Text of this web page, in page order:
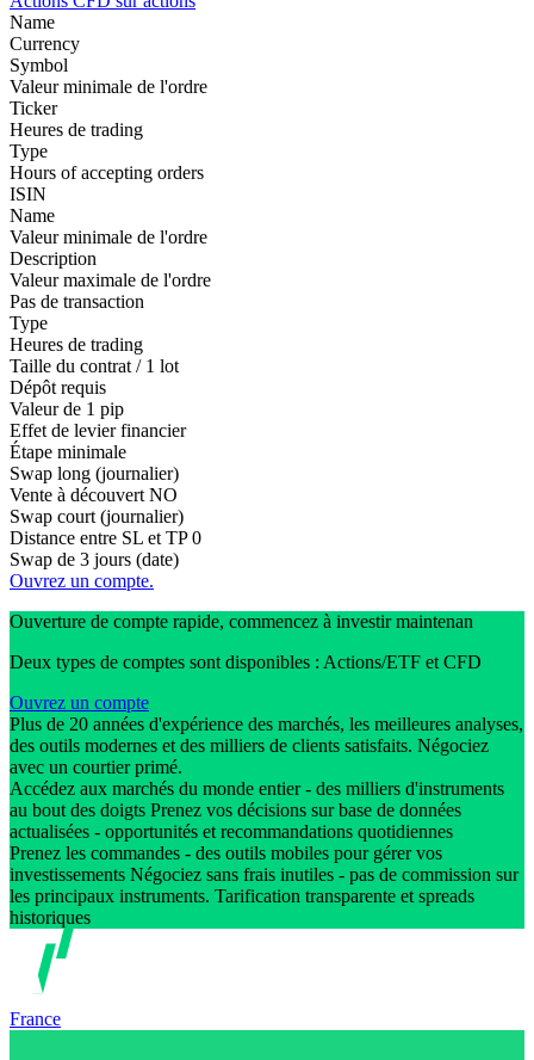
Name
Currency
Symbol
Valeur minimale de l'ordre
Ticker
Heures de trading
Type
Hours of accepting orders
ISIN
Name
Valeur minimale de l'ordre
Description
Valeur maximale de l'ordre
Pas de transaction
Type
Heures de trading
Taille du contrat / 1 lot
Dépôt requis
Valeur de 1 pip
Effet de levier financier
Étape minimale
Swap long (journalier)
Vente à découvert NO
Swap court (journalier)
Distance entre SL et TP 0
Swap de 3 jours (date)
Ouvrez un compte.
Ouverture de compte rapide, commencez à investir maintenan
Deux types de comptes sont disponibles : Actions/ETF et CFD
Ouvrez un compte
Plus de 20 années d'expérience des marchés, les meilleures analyses,
des outils modernes et des milliers de clients satisfaits. Négociez
avec un courtier primé.
Accédez aux marchés du monde entier - des milliers d'instruments
au bout des doigts Prenez vos décisions sur base de données
actualisées - opportunités et recommandations quotidiennes
Prenez les commandes - des outils mobiles pour gérer vos
investissements Négociez sans frais inutiles - pas de commission sur
les principaux instruments. Tarification transparente et spreads
historiques
France